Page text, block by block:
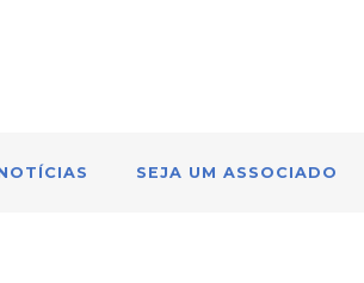
SEJA UM ASSOCIADO